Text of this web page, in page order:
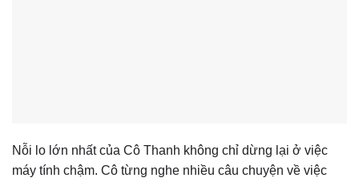
Nỗi lo lớn nhất của Cô Thanh không chỉ dừng lại ở việc
máy tính chậm. Cô từng nghe nhiều câu chuyện về việc